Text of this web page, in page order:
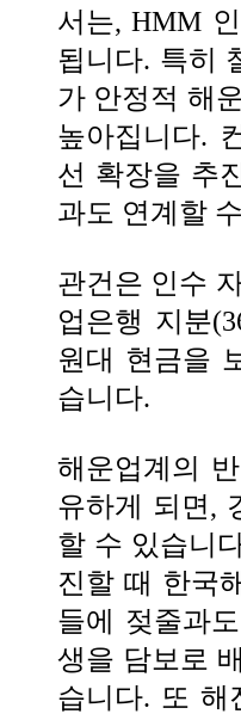
서는, HMM
됩니다. 특히
가 안정적 해
높아집니다.
선 확장을 추
과도 연계할
관건은 인수
업은행 지분
원대 현금을
습니다.
해운업계의
유하게 되면,
할 수 있습니
진할 때 한국
들에 젖줄과
생을 담보로
습니다. 또 해